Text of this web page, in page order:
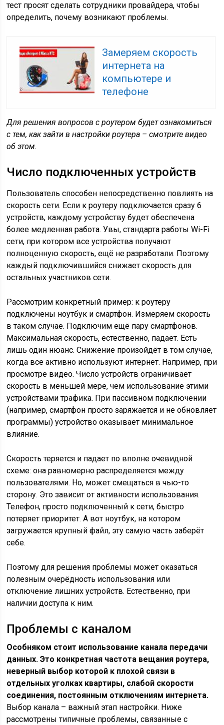
тест просят сделать сотрудники провайдера, чтобы
определить, почему возникают проблемы.
Замеряем скорость
интернета на
компьютере и
телефоне
Для решения вопросов с роутером будет ознакомиться
с тем, как зайти в настройки роутера – смотрите видео
об этом.
Число подключенных устройств
Пользователь способен непосредственно повлиять на
скорость сети. Если к роутеру подключается сразу 6
устройств, каждому устройству будет обеспечена
более медленная работа. Увы, стандарта работы Wi-Fi
сети, при котором все устройства получают
полноценную скорость, ещё не разработали. Поэтому
каждый подключившийся снижает скорость для
остальных участников сети.
Рассмотрим конкретный пример: к роутеру
подключены ноутбук и смартфон. Измеряем скорость
в таком случае. Подключим ещё пару смартфонов.
Максимальная скорость, естественно, падает. Есть
лишь один нюанс. Снижение произойдёт в том случае,
когда все активно используют интернет. Например, при
просмотре видео. Число устройств ограничивает
скорость в меньшей мере, чем использование этими
устройствами трафика. При пассивном подключении
(например, смартфон просто заряжается и не обновляет
программы) устройство оказывает минимальное
влияние.
Скорость теряется и падает по вполне очевидной
схеме: она равномерно распределяется между
пользователями. Но, может смещаться в чью-то
сторону. Это зависит от активности использования.
Телефон, просто подключенный к сети, быстро
потеряет приоритет. А вот ноутбук, на котором
загружается крупный файл, эту самую часть заберёт
себе.
Поэтому для решения проблемы может оказаться
полезным очерёдность использования или
отключение лишних устройств. Естественно, при
наличии доступа к ним.
Проблемы с каналом
Особняком стоит использование канала передачи
данных. Это конкретная частота вещания роутера,
неверный выбор которой к плохой связи в
отдельных уголках квартиры, слабой скорости
соединения, постоянным отключениям интернета.
Выбор канала – важный этап настройки. Ниже
рассмотрены типичные проблемы, связанные с